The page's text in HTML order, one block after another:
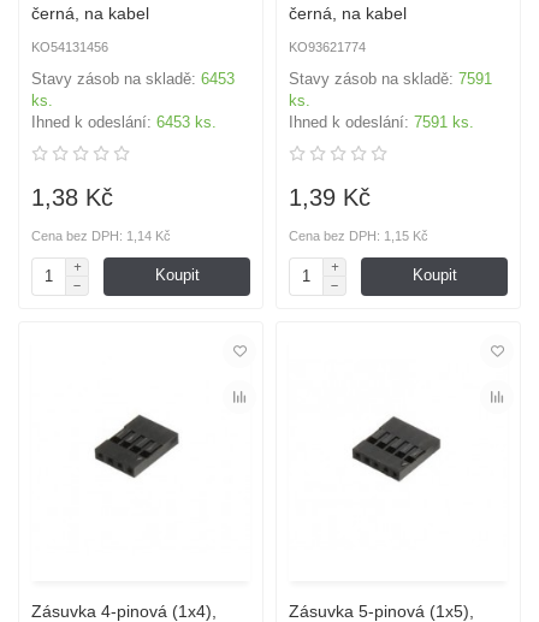
černá, na kabel
KO54131456
Stavy zásob na skladě: 6453
ks.
Ihned k odeslání: 6453 ks.
1,38 Kč
Cena bez DPH: 1,14 Kč
Koupit
černá, na kabel
KO93621774
Stavy zásob na skladě: 7591
ks.
Ihned k odeslání: 7591 ks.
1,39 Kč
Cena bez DPH: 1,15 Kč
Koupit
Zásuvka 4-pinová (1x4),
Zásuvka 5-pinová (1x5),